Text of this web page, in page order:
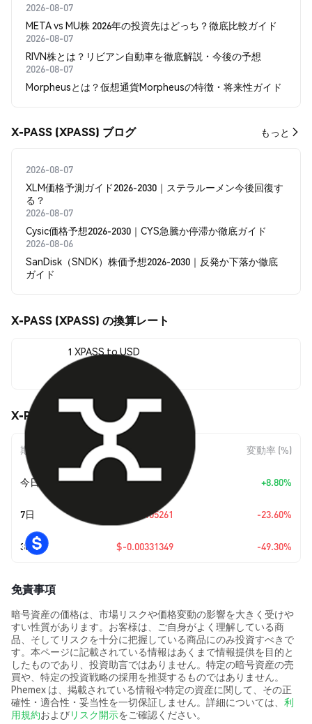
2026-08-07
META vs MU株 2026年の投資先はどっち？徹底比較ガイド
2026-08-07
RIVN株とは？リビアン自動車を徹底解説・今後の予想
2026-08-07
Morpheusとは？仮想通貨Morpheusの特徴・将来性ガイド
X-PASS (XPASS) ブログ もっと
2026-08-07
XLM価格予測ガイド2026-2030｜ステラルーメン今後回復す
る？
2026-08-07
Cysic価格予想2026-2030｜CYS急騰か停滞か徹底ガイド
2026-08-06
SanDisk（SNDK）株価予想2026-2030｜反発か下落か徹底
ガイド
X-PASS (XPASS) の換算レート
1 XPASS to USD
X-PASS (XPASS) の価格変動
期間 金額変動 変動率 (%)
今日 $0.00027561 +8.80%
7日 $-0.00105261 -23.60%
30日 $-0.00331349 -49.30%
免責事項
暗号資産の価格は、市場リスクや価格変動の影響を大きく受けや
すい性質があります。お客様は、ご自身がよく理解している商
品、そしてリスクを十分に把握している商品にのみ投資すべきで
す。本ページに記載されている情報はあくまで情報提供を目的と
したものであり、投資助言ではありません。特定の暗号資産の売
買や、特定の投資戦略の採用を推奨するものではありません。
Phemex は、掲載されている情報や特定の資産に関して、その正
確性・適合性・妥当性を一切保証しません。詳細については、 利
用規約およびリスク開示をご確認ください。